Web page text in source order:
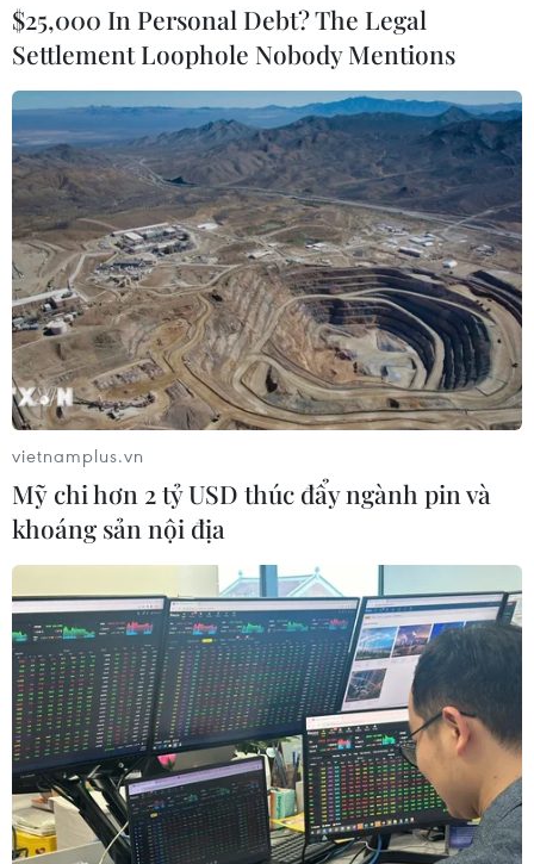
Bảo tàng Hà Nội "kể chuyện" văn hóa
nghìn năm đất Thăng Long
24/03/2019 13:47
Bảo tàng Hà Nội sẽ “kể” câu chuyện về Thăng Long-Hà
Nội trong suốt chiều dài hơn 1.000 năm lịch sử, từ thủa
hình thành đất Thăng Long đến giai đoạn hiện nay,
thông qua ba không gian trưng bày.
Trưng bày chuyên đề Quốc hiệu và kinh
đô Đại Việt qua các thời kỳ
20/06/2019 04:33
Hơn 100 hiện vật có niên đại từ thời văn hóa Đông Sơn
$25,000 In Personal Debt? The Legal
Settlement Loophole Nobody Mentions
vietnamplus.vn
Mỹ chi hơn 2 tỷ USD thúc đẩy ngành pin và
khoáng sản nội địa